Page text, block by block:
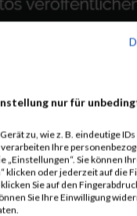
nur für
zu, wie z. B. eindeutige
Ihre
Sie können
klicken oder jederzeit auf die
Sie auf den
Sie Ihre Einwilligung